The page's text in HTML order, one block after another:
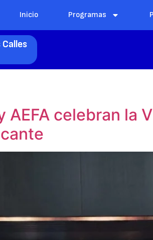
Inicio Programas
Calles
AEFA celebran la